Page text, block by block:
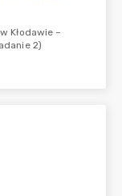
Kłodawie –
2)